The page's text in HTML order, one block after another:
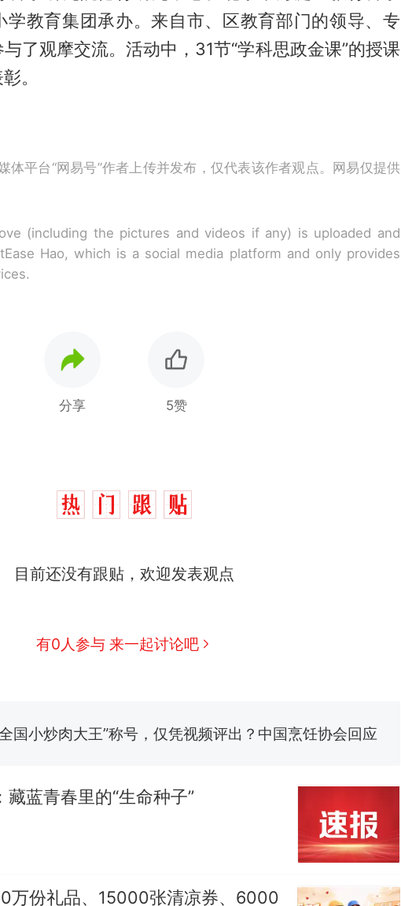
学教育集团承办。来自市、区教育部门的领导、专
了观摩交流。活动中，31节“学科思政金课”的授课
。
体平台“网易号”作者上传并发布，仅代表该作者观点。网易仅提供
(including the pictures and videos if any) is uploaded and
Hao, which is a social media platform and only provides
分享 5赞
目前还没有跟贴，欢迎发表观点
有0人参与 来一起讨论吧
报价570元，搬到楼下交5060元才肯搬上楼！女子傻眼
学招聘物理教师，笔试前13名均遭淘汰？教育局：已叫停
立调查组全面核查
在床头放菜刀的女孩，因老师一句“跟我回家”改写了人生
蓝青春里的“生命种子”
万份礼品、15000张清凉券、6000